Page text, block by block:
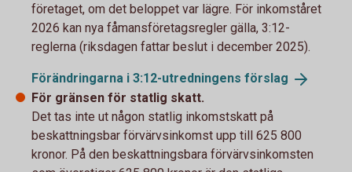
företaget, om det beloppet var lägre. För inkomståret
2026 kan nya fåmansföretagsregler gälla, 3:12-
reglerna (riksdagen fattar beslut i december 2025).
Förändringarna i 3:12-utredningens förslag
För gränsen för statlig skatt.
Det tas inte ut någon statlig inkomstskatt på
beskattningsbar förvärvsinkomst upp till 625 800
kronor. På den beskattningsbara förvärvsinkomsten